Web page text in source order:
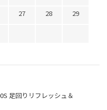
27 28
29
足回りリフレッシュ＆